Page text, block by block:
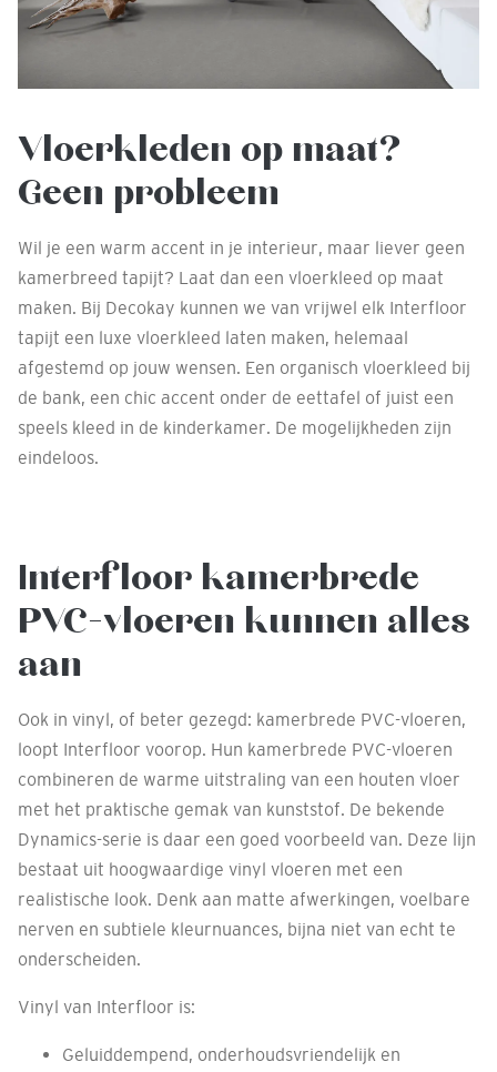
Vloerkleden op maat?
Geen probleem
Wil je een warm accent in je interieur, maar liever geen
kamerbreed tapijt? Laat dan een vloerkleed op maat
maken. Bij Decokay kunnen we van vrijwel elk Interfloor
tapijt een luxe vloerkleed laten maken, helemaal
afgestemd op jouw wensen. Een organisch vloerkleed bij
de bank, een chic accent onder de eettafel of juist een
speels kleed in de kinderkamer. De mogelijkheden zijn
eindeloos.
Interfloor kamerbrede
PVC-vloeren kunnen alles
aan
Ook in vinyl, ​​of beter gezegd: kamerbrede PVC-vloeren,
loopt Interfloor voorop. Hun kamerbrede PVC-vloeren
combineren de warme uitstraling van een houten vloer
met het praktische gemak van kunststof. De bekende
Dynamics-serie is daar een goed voorbeeld van. Deze lijn
bestaat uit hoogwaardige vinyl vloeren met een
realistische look. Denk aan matte afwerkingen, voelbare
nerven en subtiele kleurnuances, bijna niet van echt te
onderscheiden.
Vinyl van Interfloor is:
Geluiddempend, onderhoudsvriendelijk en